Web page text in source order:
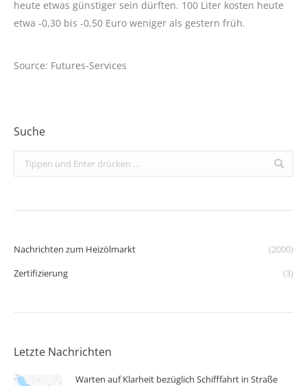
heute etwas günstiger sein dürften. 100 Liter kosten heute
etwa -0,30 bis -0,50 Euro weniger als gestern früh.
Source: Futures-Services
Suche
Search:
Nachrichten zum Heizölmarkt
(2000)
Zertifizierung
(3)
Letzte Nachrichten
Warten auf Klarheit bezüglich Schifffahrt in Straße